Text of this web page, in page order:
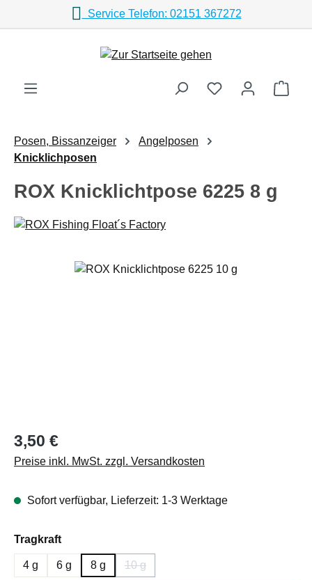
Zum Hauptinhalt springenService Telefon: 02151 367272
Posen, Bissanzeiger
Angelposen
Knicklichposen
ROX Knicklichtpose 6225 8 g
Bildergalerie überspringen
Regulärer Preis:
3,50 €
Preise inkl. MwSt. zzgl. Versandkosten
Sofort verfügbar, Lieferzeit: 1-3 Werktage
Tragkraftauswählen
4 g 6 g 8 g 10 g
(Diese Option ist zurzeit nicht